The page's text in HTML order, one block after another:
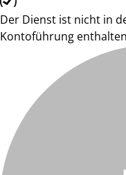
Der Dienst ist nicht in
Kontoführung